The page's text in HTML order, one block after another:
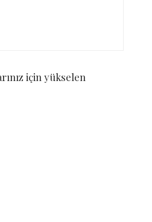
için yükselen